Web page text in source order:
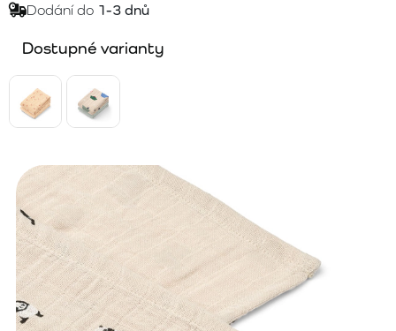
Dodání do 1-3 dnů
Dostupné varianty